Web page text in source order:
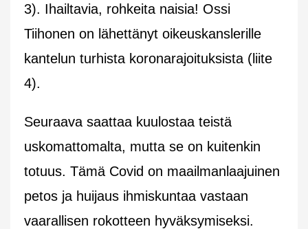
3). Ihailtavia, rohkeita naisia! Ossi
Tiihonen on lähettänyt oikeuskanslerille
kantelun turhista koronarajoituksista (liite
4).
Seuraava saattaa kuulostaa teistä
uskomattomalta, mutta se on kuitenkin
totuus. Tämä Covid on maailmanlaajuinen
petos ja huijaus ihmiskuntaa vastaan
vaarallisen rokotteen hyväksymiseksi.